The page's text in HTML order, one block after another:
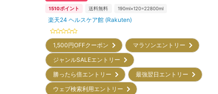
1510ポイント 送料無料 190ml×120=22800ml
楽天24 ヘルスケア館 (Rakuten)
1,500円OFFクーポン
マラソンエントリー
ジャンルSALEエントリー
勝ったら倍エントリー
最強翌日エントリー
ウェブ検索利用エントリー